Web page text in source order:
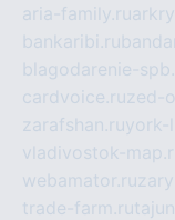
aria-family.ru
bankaribi.ru
blagodarenie-
cardvoice.ruzed-
zarafshan.ruyork-
vladivostok-
webamator.ru
trade-farm.ru